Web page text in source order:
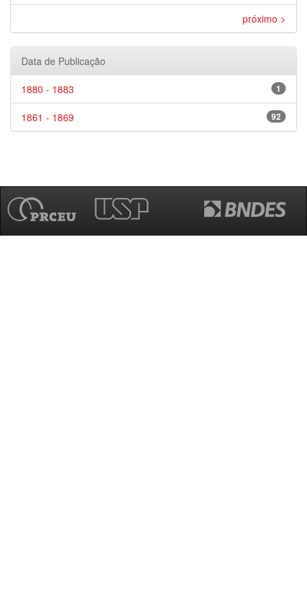
próximo >
Data de Publicação
1
1880 - 1883
92
1861 - 1869